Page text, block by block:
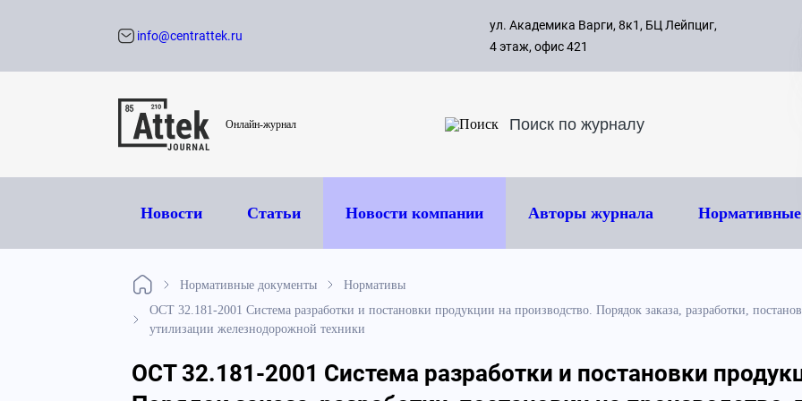
с 09:00
8 495
info@centrattek.ru
ул. Академика Варги, 8к1, БЦ Лейпциг,
4 этаж, офис 421
Онлайн-журнал
Новости Статьи Новости компании Авторы журнала
Нормативные документы
Нормативы
ОСТ 32.181-2001 Система разработки и постановки продукции на производство. Порядок заказа, разработки,
утилизации железнодорожной техники
ОСТ 32.181-2001 Система разработки и постановки